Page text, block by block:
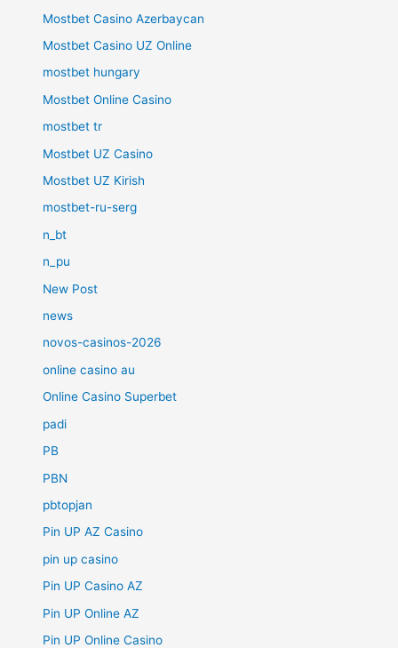
Mostbet Casino Azerbaycan
Mostbet Casino UZ Online
mostbet hungary
Mostbet Online Casino
mostbet tr
Mostbet UZ Casino
Mostbet UZ Kirish
mostbet-ru-serg
n_bt
n_pu
New Post
news
novos-casinos-2026
online casino au
Online Casino Superbet
padi
PB
PBN
pbtopjan
Pin UP AZ Casino
pin up casino
Pin UP Casino AZ
Pin UP Online AZ
Pin UP Online Casino